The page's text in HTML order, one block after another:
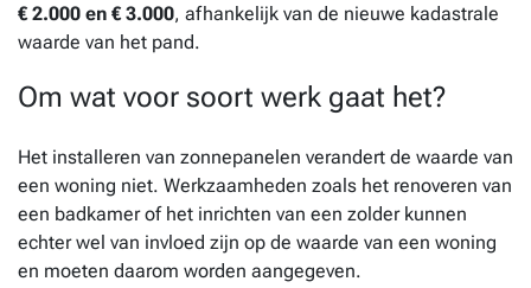
€ 2.000 en € 3.000, afhankelijk van de nieuwe kadastrale
waarde van het pand.
Om wat voor soort werk gaat het?
Het installeren van zonnepanelen verandert de waarde van
een woning niet. Werkzaamheden zoals het renoveren van
een badkamer of het inrichten van een zolder kunnen
echter wel van invloed zijn op de waarde van een woning
en moeten daarom worden aangegeven.